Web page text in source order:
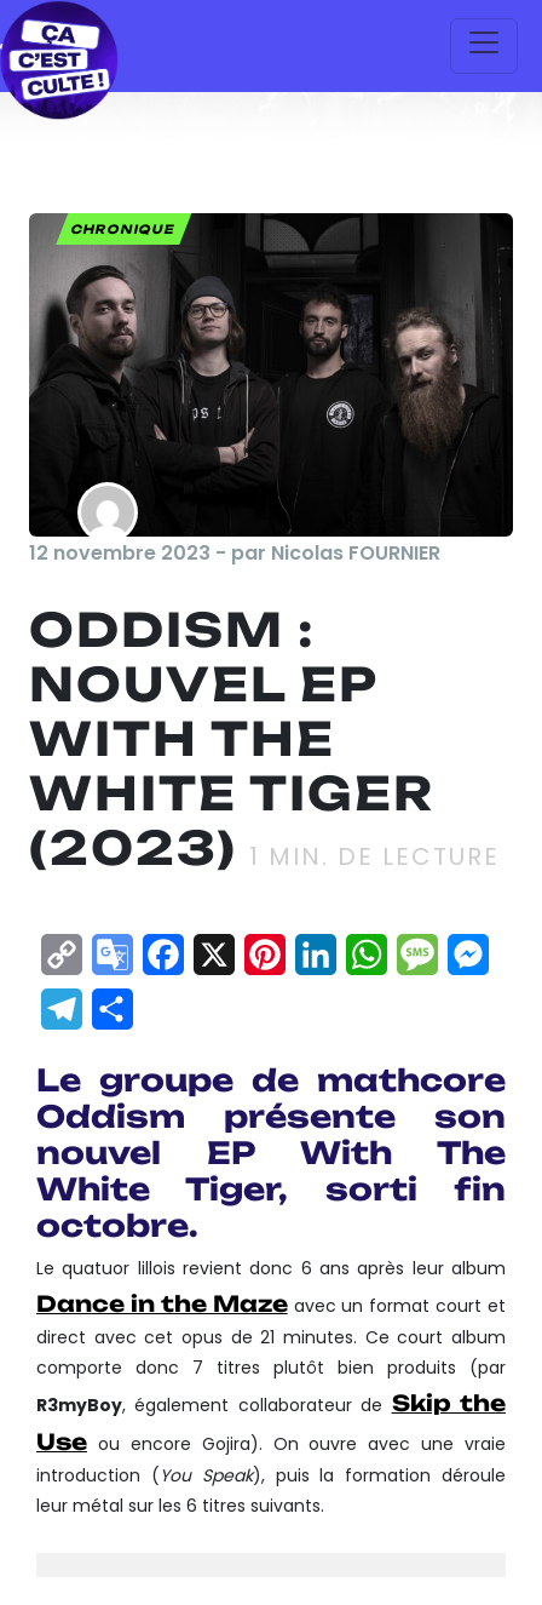
CHRONIQUE
12 novembre 2023 - par Nicolas FOURNIER
ODDISM :
NOUVEL EP
WITH THE
WHITE TIGER
(2023) 1 MIN. DE LECTURE
Copy
Link
GoogleFacebook
X Pinterest
LinkedInWhatsApp
Telegram
Le groupe de mathcore
Oddism présente son
nouvel EP With The
White Tiger, sorti fin
octobre.
Le quatuor lillois revient donc 6 ans après leur album
Dance in the Mazeavec un format court et
direct avec cet opus de 21 minutes. Ce court album
comporte donc 7 titres plutôt bien produits (par
R3myBoy, également collaborateur de Skip the
Use ou encore Gojira). On ouvre avec une vraie
introduction (You Speak), puis la formation déroule
leur métal sur les 6 titres suivants.